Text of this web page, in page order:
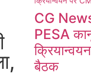
CG
PESA
बैठक